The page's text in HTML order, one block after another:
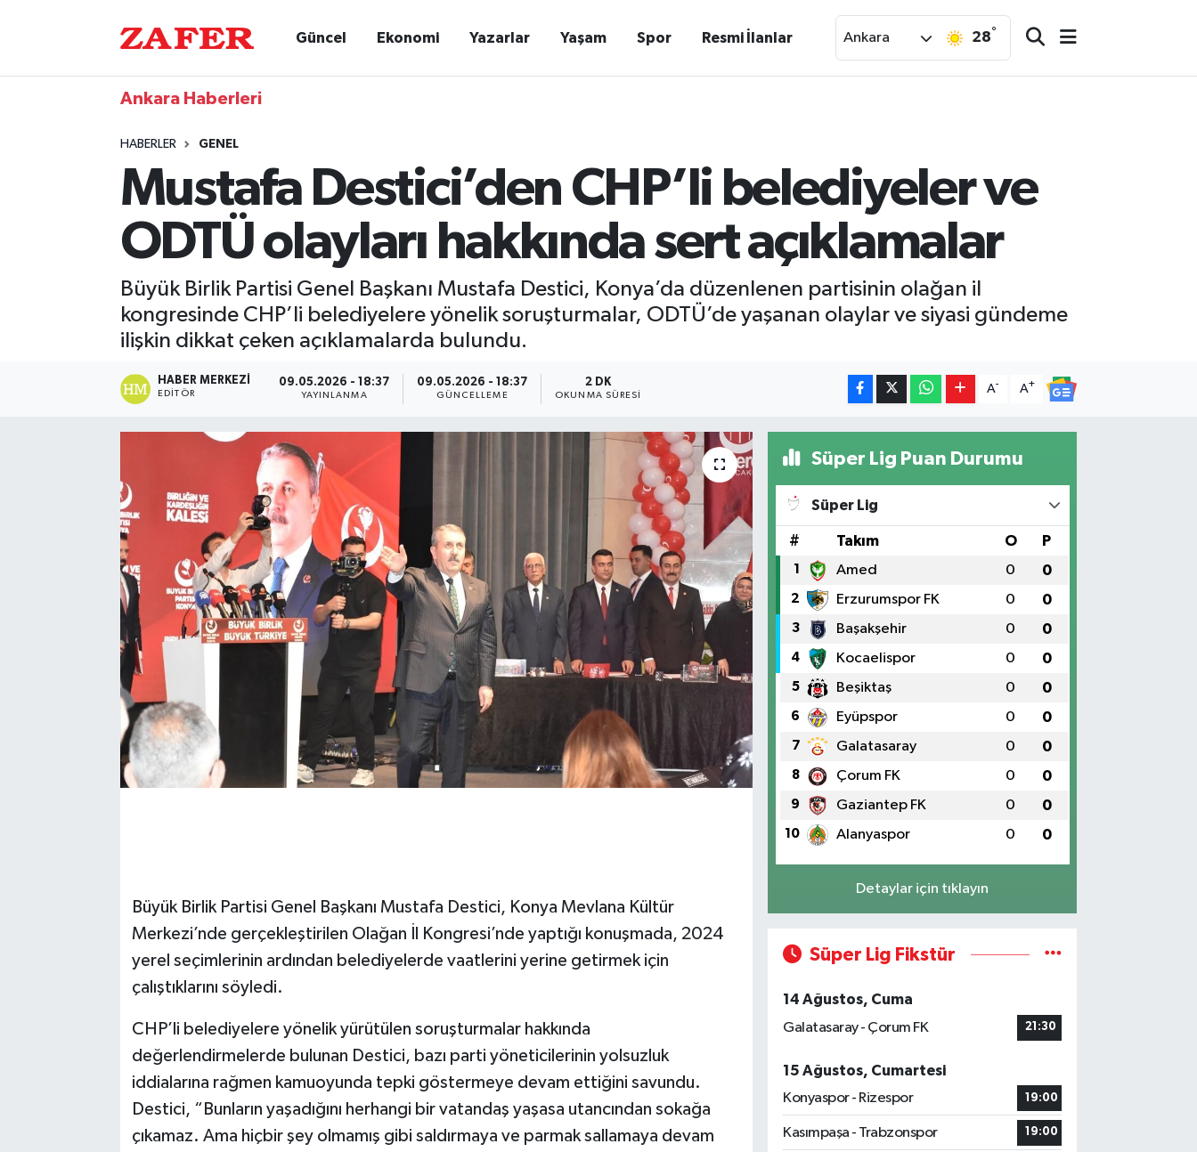
Güncel Ekonomi Yazarlar Yaşam Spor Resmi İlanlar Ankara 28°
Ankara Haberleri
HABERLER GENEL
Mustafa Destici’den CHP’li belediyeler ve
ODTÜ olayları hakkında sert açıklamalar
Büyük Birlik Partisi Genel Başkanı Mustafa Destici, Konya’da düzenlenen partisinin olağan il
kongresinde CHP’li belediyelere yönelik soruşturmalar, ODTÜ’de yaşanan olaylar ve siyasi gündeme
ilişkin dikkat çeken açıklamalarda bulundu.
HABER MERKEZI
EDITÖR
09.05.2026 - 18:37
YAYINLANMA
09.05.2026 - 18:37
GÜNCELLEME
2 DK
OKUNMA SÜRESI
A- A+
Büyük Birlik Partisi Genel Başkanı Mustafa Destici, Konya Mevlana Kültür
Merkezi’nde gerçekleştirilen Olağan İl Kongresi’nde yaptığı konuşmada, 2024
yerel seçimlerinin ardından belediyelerde vaatlerini yerine getirmek için
çalıştıklarını söyledi.
CHP’li belediyelere yönelik yürütülen soruşturmalar hakkında
değerlendirmelerde bulunan Destici, bazı parti yöneticilerinin yolsuzluk
iddialarına rağmen kamuoyunda tepki göstermeye devam ettiğini savundu.
Destici, “Bunların yaşadığını herhangi bir vatandaş yaşasa utancından sokağa
çıkamaz. Ama hiçbir şey olmamış gibi saldırmaya ve parmak sallamaya devam
Süper Lig Puan Durumu
Süper Lig
# Takım O P
1 Amed 0 0
2 Erzurumspor FK 0 0
3 Başakşehir 0 0
4 Kocaelispor 0 0
5 Beşiktaş 0 0
6 Eyüpspor 0 0
7 Galatasaray 0 0
8 Çorum FK 0 0
9 Gaziantep FK 0 0
10 Alanyaspor 0 0
Detaylar için tıklayın
Süper Lig Fikstür
14 Ağustos, Cuma
Galatasaray - Çorum FK
21:30
15 Ağustos, Cumartesi
Konyaspor - Rizespor
19:00
Kasımpaşa - Trabzonspor 19:00